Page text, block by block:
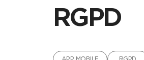
RGPD